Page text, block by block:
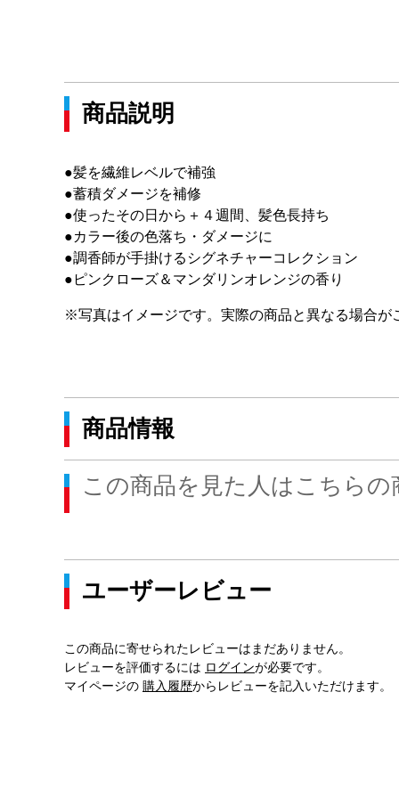
商品説明
●髪を繊維レベルで補強
●蓄積ダメージを補修
●使ったその日から＋４週間、髪色長持ち
●カラー後の色落ち・ダメージに
●調香師が手掛けるシグネチャーコレクション
●ピンクローズ＆マンダリンオレンジの香り
※写真はイメージです。実際の商品と異なる場合が
商品情報
この商品を見た人はこちら
ユーザーレビュー
この商品に寄せられたレビューはまだありません。
レビューを評価するには ログインが必要です。
マイページの 購入履歴からレビューを記入いただけます。